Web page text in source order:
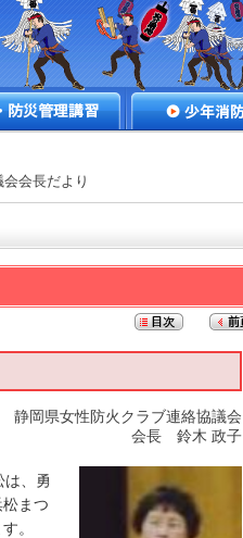
会長だより
静岡県⼥性防⽕クラブ連絡協議会
会⻑ 鈴⽊ 政⼦
は、勇
まつ
。